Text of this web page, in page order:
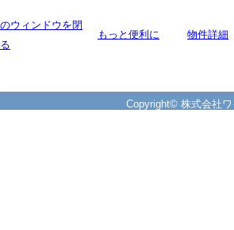
ウィンドウを閉
もっと便利に 物件詳細
Copyright© 株式会社